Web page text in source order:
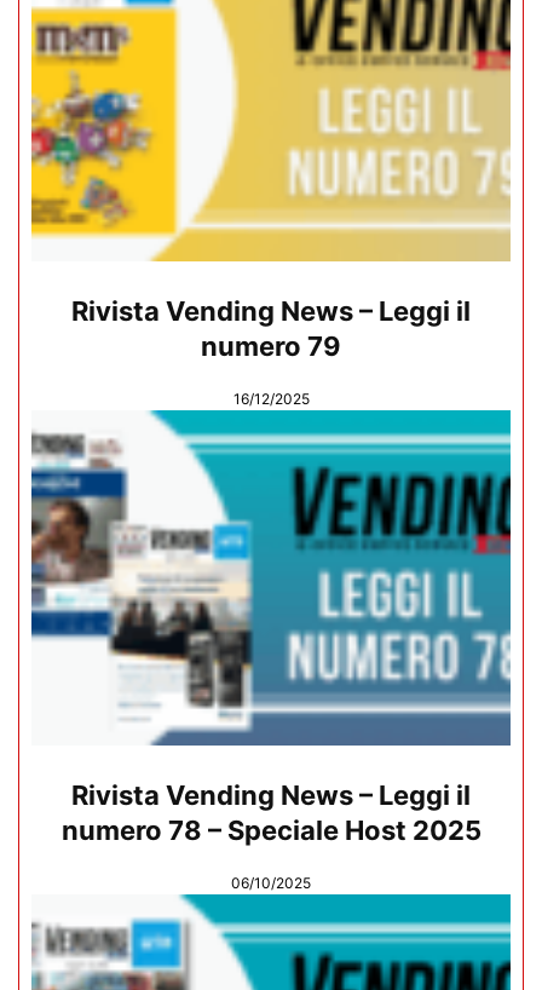
Rivista Vending News – Leggi il
numero 79
16/12/2025
Rivista Vending News – Leggi il
numero 78 – Speciale Host 2025
06/10/2025